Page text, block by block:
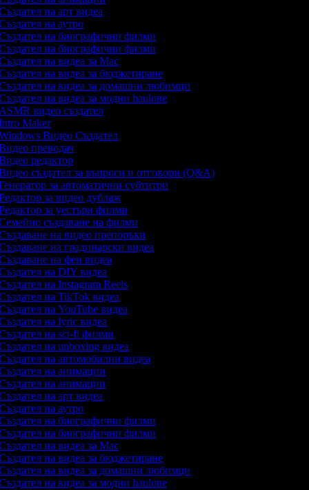
на арт видеа
на аутро
на биографични филми
на биографични филми
на видеа за Mac
на видеа за бюджетиране
на видеа за домашни любимци
на видеа за модни haulове
видео създател
Maker
Видео Създател
преводач
редактор
създател за въпроси и отговори (Q&A)
за автоматични субтитри
за видео дублаж
за уестърн филми
създаване на филми
на видео препоръки
на градинарски видеа
на фен видеа
на DIY видеа
на Instagram Reels
на TikTok видеа
на YouTube видеа
на lyric видеа
на sci-fi филми
на unboxing видеа
на автомобилни видеа
на анимации
на анимации
на арт видеа
на аутро
на биографични филми
на биографични филми
на видеа за Mac
на видеа за бюджетиране
на видеа за домашни любимци
на видеа за модни haulове